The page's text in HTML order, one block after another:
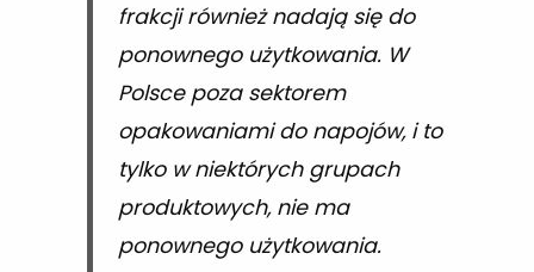
frakcji również nadają się do
ponownego użytkowania. W
Polsce poza sektorem
opakowaniami do napojów, i to
tylko w niektórych grupach
produktowych, nie ma
ponownego użytkowania.